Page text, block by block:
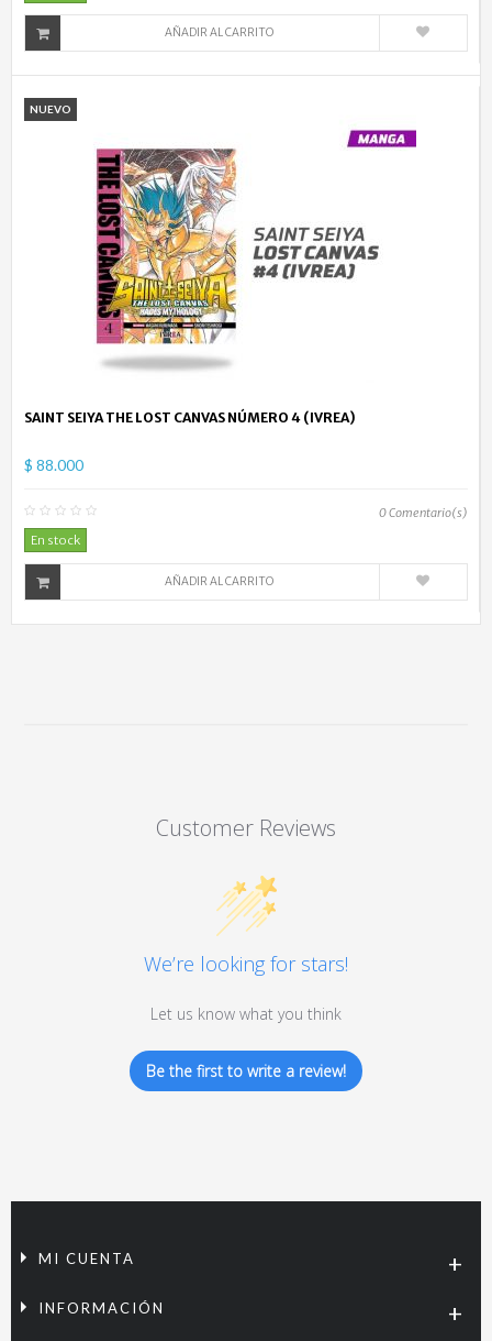
AÑADIR AL CARRITO
NUEVO
SAINT SEIYA THE LOST CANVAS NÚMERO 4 (IVREA)
$ 88.000
0Comentario(s)
En stock
AÑADIR AL CARRITO
Customer Reviews
We’re looking for stars!
Let us know what you think
Be the first to write a review!
MI CUENTA
INFORMACIÓN